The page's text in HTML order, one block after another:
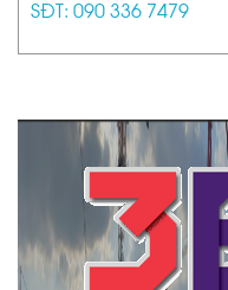
SĐT: 090 336 7479